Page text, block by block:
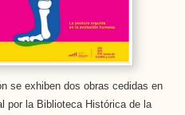
se exhiben dos obras cedidas en
por la Biblioteca Histórica de la